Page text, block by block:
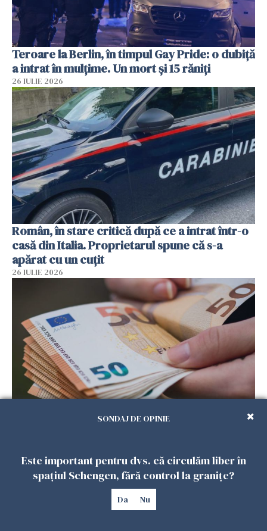
Teroare la Berlin, în timpul Gay Pride: o dubiță
a intrat în mulțime. Un mort și 15 răniți
26 IULIE 2026
Român, în stare critică după ce a intrat într-o
casă din Italia. Proprietarul spune că s-a
apărat cu un cuțit
26 IULIE 2026
Menajere și îngrijitori, în vizorul Fiscului din
26 IULIE 2026
SONDAJ DE OPINIE
Este important pentru dvs. că circulăm liber în
spațiul Schengen, fără control la granițe?
Da Nu